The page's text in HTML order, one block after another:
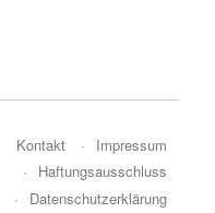
Kontakt
Impressum
Haftungsausschluss
Datenschutzerklärung